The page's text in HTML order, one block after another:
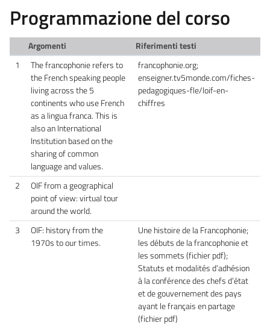
Programmazione del corso
Argomenti
Riferimenti testi
1
The francophonie refers to
the French speaking people
living across the 5
continents who use French
as a lingua franca. This is
also an International
Institution based on the
sharing of common
language and values.
francophonie.org;
enseigner.tv5monde.com/fiches-
pedagogiques-fle/loif-en-
chiffres
2
OIF from a geographical
point of view: virtual tour
around the world.
3
OIF: history from the
1970s to our times.
Une histoire de la Francophonie;
les débuts de la francophonie et
les sommets (fichier pdf);
Statuts et modalités d’adhésion
à la conférence des chefs d’état
et de gouvernement des pays
ayant le français en partage
(fichier pdf)